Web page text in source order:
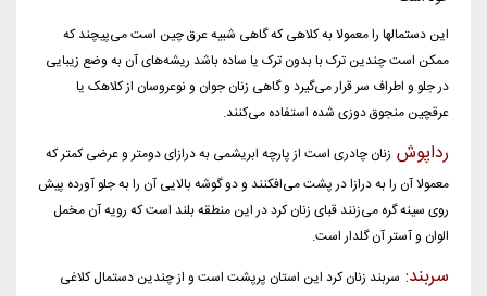
این دستمالها را معمولا به کلاهی که گاهی شبیه عرق چین است می‌پیچند که
ممکن است چندین ترک با بدون ترک یا ساده باشد ریشه‌های آن به وضع زیبایی
در جلو و اطراف سر قرار می‌گیرد و گاهی زنان جوان و نوعروسان از کلاهک یا
عرقچین منجوق دوزی شده استفاده می‌کنند.
رداپوش زنان چادری است از پارچه ابریشمی به درازای دومتر و عرضی کمتر که
معمولا آن را به درازا در پشت می‌افکنند و دو گوشه بالایی آن را به جلو آورده پیش
روی سینه گره می‌زنند قبای زنان کرد در این منطقه بلند است که رویه آن مخمل
الوان و آستر آن گلدار است.
سربند: سربند زنان کرد این استان پرپشت است و از چندین دستمال کلاغی